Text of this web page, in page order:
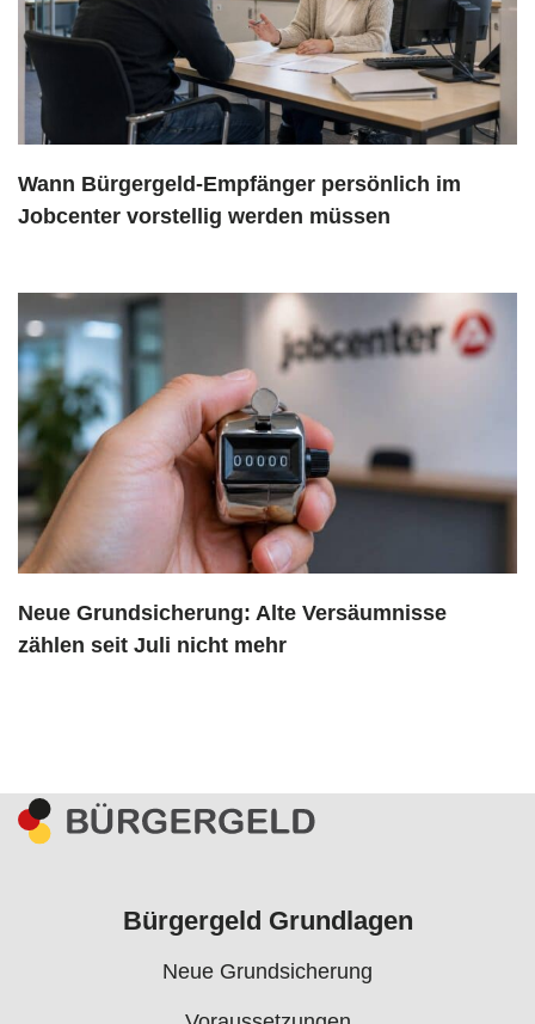
Wann Bürgergeld-Empfänger persönlich im
Jobcenter vorstellig werden müssen
Neue Grundsicherung: Alte Versäumnisse
zählen seit Juli nicht mehr
Bürgergeld Grundlagen
Neue Grundsicherung